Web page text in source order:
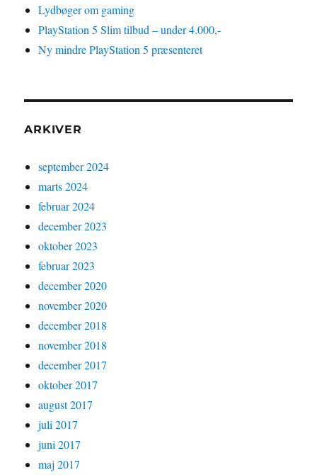
Lydbøger om gaming
PlayStation 5 Slim tilbud – under 4.000,-
Ny mindre PlayStation 5 præsenteret
ARKIVER
september 2024
marts 2024
februar 2024
december 2023
oktober 2023
februar 2023
december 2020
november 2020
december 2018
november 2018
december 2017
oktober 2017
august 2017
juli 2017
juni 2017
maj 2017